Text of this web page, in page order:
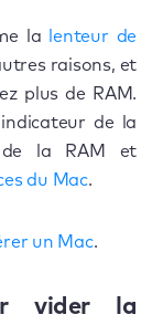
la
lenteur de
raisons, et
plus de RAM.
de la
de la RAM et
du Mac.
un Mac.
vider la